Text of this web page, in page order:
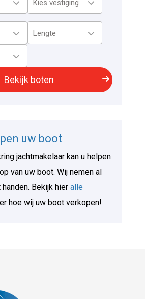
uw boot
jachtmakelaar kan u helpen
van uw boot. Wij nemen al
Bekijk hier alle
hoe wij uw boot verkopen!